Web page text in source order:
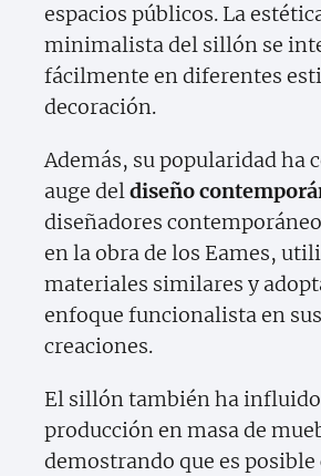
espacios públicos. La
minimalista del sillón se
fácilmente en diferentes
decoración.
Además, su popularidad ha
auge deldiseño
diseñadores
en la obra de los Eames,
materiales similares y
enfoque funcionalista en
creaciones.
El sillón también ha
producción en masa de
demostrando que es